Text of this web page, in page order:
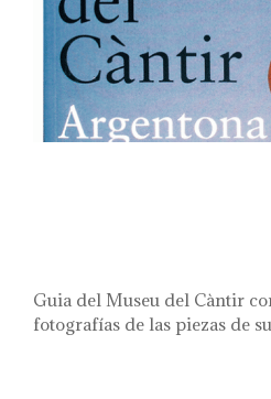
Guia del Museu del Càntir
fotografías de las piezas de